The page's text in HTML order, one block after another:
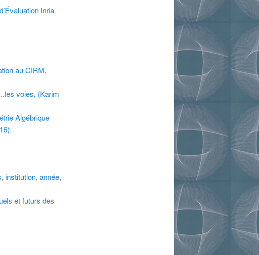
Inria
au CIRM,
voies, (Karim
Algébrique
institution, année,
et futurs des